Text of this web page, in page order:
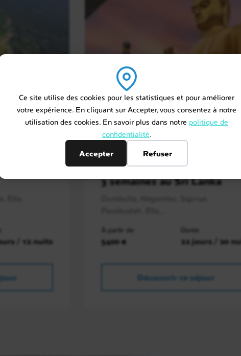
Ce site utilise des cookies pour les statistiques et pour améliorer
votre expérience. En cliquant sur Accepter, vous consentez à notre
utilisation des cookies. En savoir plus dans notre politique de
confidentialité.
Accepter
Refuser
/ 12 nuits
Sri Lanka
Circuit guidé
3 semaines au Sri Lanka
À partir de
5400 €
Durée
22 jours / 20
Découvrir ce séjour